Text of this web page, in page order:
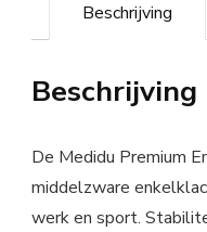
Beschrijving
Beschrijving
De Medidu Premium
middelzware
werk en sport.